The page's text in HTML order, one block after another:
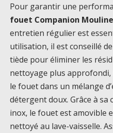
Pour garantir une
fouet Companion
entretien régulier est
utilisation, il est conseillé
tiède pour éliminer les
nettoyage plus
le fouet dans un mélange
détergent doux. Grâce à
inox, le fouet est amovible
nettoyé au lave-vaisselle.